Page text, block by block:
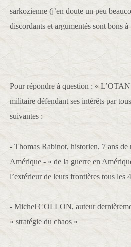
sarkozienne (j’en doute un peu
discordants et argumentés sont bons
Pour répondre à question : «
militaire défendant ses intérêts par
suivantes :
- Thomas Rabinot, historien, 7 ans de
Amérique - « de la guerre en
l’extérieur de leurs frontières tous les
- Michel COLLON, auteur
« stratégie du chaos »